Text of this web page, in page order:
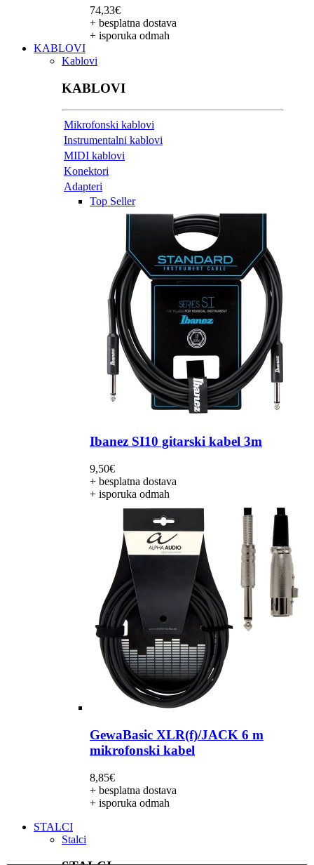
74,33€
+ besplatna dostava
+ isporuka odmah
KABLOVI
Kablovi
KABLOVI
Mikrofonski kablovi
Instrumentalni kablovi
MIDI kablovi
Konektori
Adapteri
Top Seller
Ibanez SI10 gitarski kabel 3m
9,50€
+ besplatna dostava
+ isporuka odmah
GewaBasic XLR(f)/JACK 6 m
mikrofonski kabel
8,85€
+ besplatna dostava
+ isporuka odmah
STALCI
Stalci